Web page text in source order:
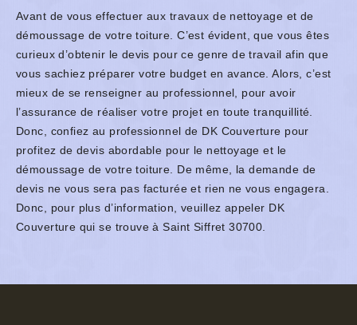
Avant de vous effectuer aux travaux de nettoyage et de
démoussage de votre toiture. C’est évident, que vous êtes
curieux d’obtenir le devis pour ce genre de travail afin que
vous sachiez préparer votre budget en avance. Alors, c’est
mieux de se renseigner au professionnel, pour avoir
l’assurance de réaliser votre projet en toute tranquillité.
Donc, confiez au professionnel de DK Couverture pour
profitez de devis abordable pour le nettoyage et le
démoussage de votre toiture. De même, la demande de
devis ne vous sera pas facturée et rien ne vous engagera.
Donc, pour plus d’information, veuillez appeler DK
Couverture qui se trouve à Saint Siffret 30700.